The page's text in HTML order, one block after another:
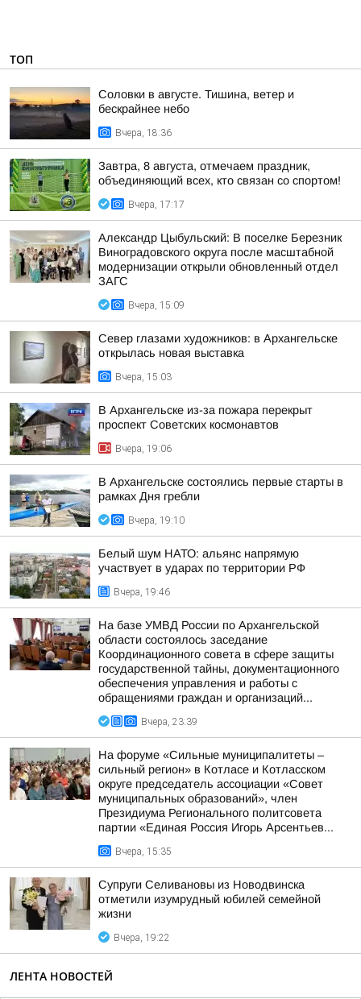
ТОП
Соловки в августе. Тишина, ветер и
бескрайнее небо
Вчера, 18:36
Завтра, 8 августа, отмечаем праздник,
объединяющий всех, кто связан со спортом!
Вчера, 17:17
Александр Цыбульский: В поселке Березник
Виноградовского округа после масштабной
модернизации открыли обновленный отдел
ЗАГС
Вчера, 15:09
Север глазами художников: в Архангельске
открылась новая выставка
Вчера, 15:03
В Архангельске из-за пожара перекрыт
проспект Советских космонавтов
Вчера, 19:06
В Архангельске состоялись первые старты в
рамках Дня гребли
Вчера, 19:10
Белый шум НАТО: альянс напрямую
участвует в ударах по территории РФ
Вчера, 19:46
На базе УМВД России по Архангельской
области состоялось заседание
Координационного совета в сфере защиты
государственной тайны, документационного
обеспечения управления и работы с
обращениями граждан и организаций...
Вчера, 23:39
На форуме «Сильные муниципалитеты –
сильный регион» в Котласе и Котласском
округе председатель ассоциации «Совет
муниципальных образований», член
Президиума Регионального политсовета
партии «Единая Россия Игорь Арсентьев...
Вчера, 15:35
Супруги Селивановы из Новодвинска
отметили изумрудный юбилей семейной
жизни
Вчера, 19:22
ЛЕНТА НОВОСТЕЙ